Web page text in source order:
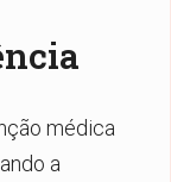
médica
a